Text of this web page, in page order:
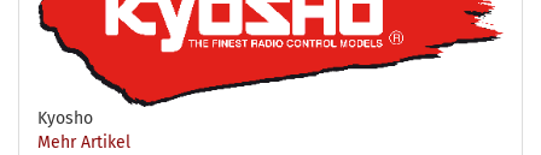
Kyosho
Mehr Artikel